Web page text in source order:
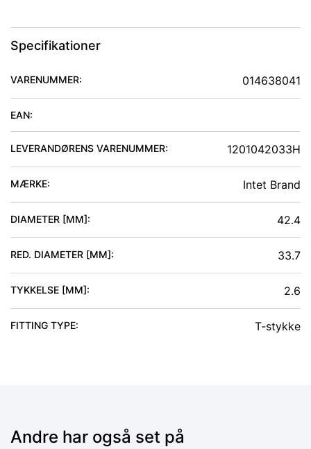
Specifikationer
VARENUMMER: 014638041
EAN:
LEVERANDØRENS VARENUMMER: 1201042033H
MÆRKE: Intet Brand
DIAMETER [MM]: 42.4
RED. DIAMETER [MM]: 33.7
TYKKELSE [MM]: 2.6
FITTING TYPE: T-stykke
Andre har også set på